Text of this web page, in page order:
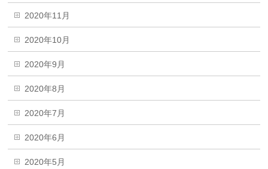
2020年11月
2020年10月
2020年9月
2020年8月
2020年7月
2020年6月
2020年5月